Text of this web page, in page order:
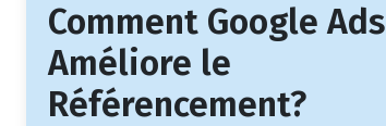
Comment Google Ads
Améliore le
Référencement?